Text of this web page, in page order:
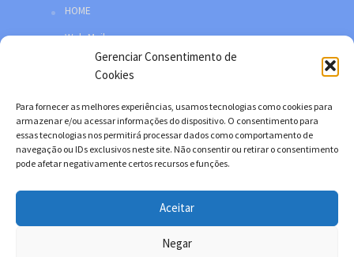
Gerenciar Consentimento de
Cookies
Para fornecer as melhores experiências, usamos tecnologias como cookies para
armazenar e/ou acessar informações do dispositivo. O consentimento para
essas tecnologias nos permitirá processar dados como comportamento de
navegação ou IDs exclusivos neste site. Não consentir ou retirar o consentimento
pode afetar negativamente certos recursos e funções.
Aceitar
Negar
HOME
Web Mail
Política de privacidade
Facebook
Twitter
YouTube
Instagram
Copyright © 2026. Desenvolvido por Danilo Filitto.